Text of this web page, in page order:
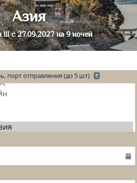
Азия
с 27.09.2027 на 9 ночей
порт отправления (до 5 шт) ?